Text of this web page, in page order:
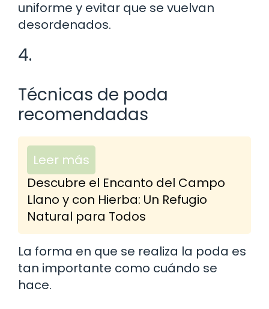
uniforme y evitar que se vuelvan
desordenados.
4.
Técnicas de poda
recomendadas
Leer más
Descubre el Encanto del Campo
Llano y con Hierba: Un Refugio
Natural para Todos
La forma en que se realiza la poda es
tan importante como cuándo se
hace.